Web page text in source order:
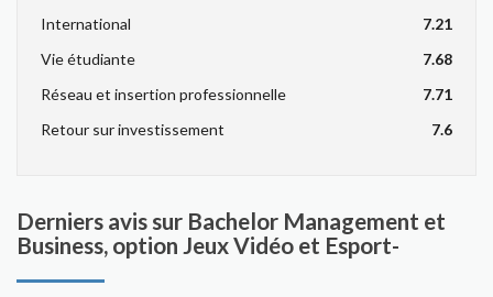
International
7.21
Vie étudiante
7.68
Réseau et insertion professionnelle
7.71
Retour sur investissement
7.6
Derniers avis sur Bachelor Management et
Business, option Jeux Vidéo et Esport-